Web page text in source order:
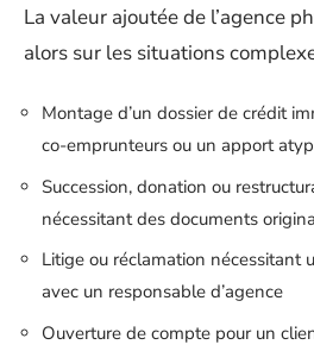
La valeur ajoutée de l’agence
alors sur les situations
Montage d’un dossier de crédit
co-emprunteurs ou un apport
Succession, donation ou
nécessitant des documents
Litige ou réclamation nécessitant
avec un responsable d’agence
Ouverture de compte pour un